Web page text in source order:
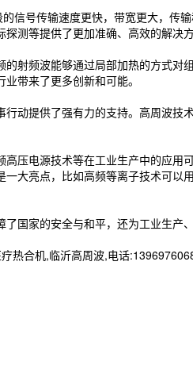
信号传输速度更快，带宽更大，传
测等提供了更加准确、高效的解决方
射频波能够通过局部加热的方式对
带来了更多创新和可能。
动提供了强有力的支持。高周波技
压电源技术等在工业生产中的应用
大亮点，比如高频等离子技术可以
国家的安全与和平，还为工业生产
热合机,临沂高周波,电话